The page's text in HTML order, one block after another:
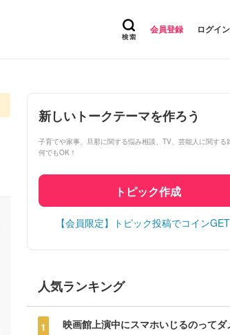
会員登録 ログイン
新しいトークテーマを作ろう
子育てや家事、旦那に関する悩み相談、TV、芸能人に関する
何でもOK！
トピック作成
【会員限定】トピック投稿でコインGET
人気ランキング
1 映画館上演中にスマホいじるのってダ